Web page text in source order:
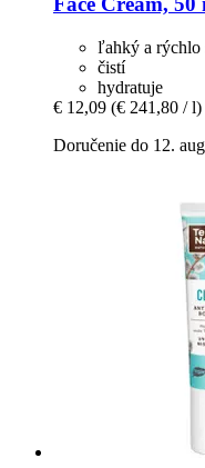
ľahký a rýchlo
čistí
hydratuje
€ 12,09 (€ 241,80 / l)
Doručenie do 12.